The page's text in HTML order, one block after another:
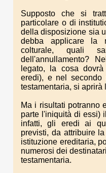
Supposto che si
particolare o di
della disposizione sia
debba applicare la
colturale, quali
dell'annullamento?
legato, la cosa
eredi), e nel secondo
testamentaria, si
Ma i risultati potranno
parte l'iniquità di essi)
infatti, gli eredi ai
previsti, da attribuire
istituzione ereditaria,
numerosi dei
testamentaria.